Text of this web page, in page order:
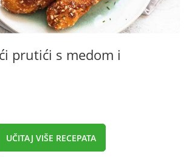
prutići s medom i
UČITAJ VIŠE RECEPATA